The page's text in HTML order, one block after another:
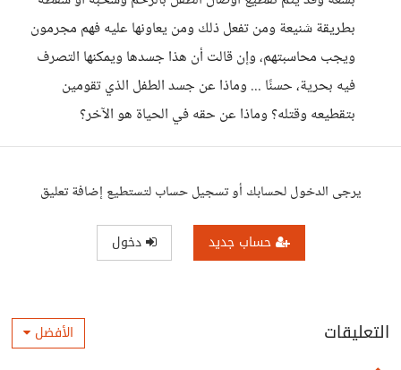
بطريقة شنيعة ومن تفعل ذلك ومن يعاونها عليه فهم مجرمون
ويجب محاسبتهم، وإن قالت أن هذا جسدها ويمكنها التصرف
فيه بحرية، حسنًا ... وماذا عن جسد الطفل الذي تقومين
بتقطيعه وقتله؟ وماذا عن حقه في الحياة هو الآخر؟
يرجى الدخول لحسابك أو تسجيل حساب لتستطيع إضافة تعليق
حساب جديد دخول
التعليقات الأفضل